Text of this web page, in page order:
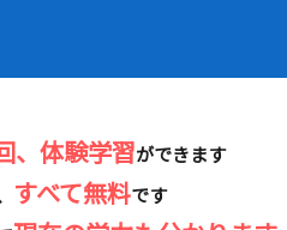
、体験学習ができます
すべて無料です